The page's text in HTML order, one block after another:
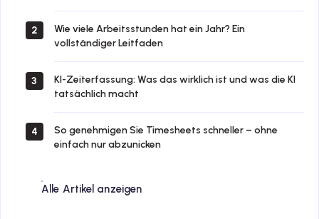
2
Wie viele Arbeitsstunden hat ein Jahr? Ein
vollständiger Leitfaden
3
KI-Zeiterfassung: Was das wirklich ist und was die KI
tatsächlich macht
4
So genehmigen Sie Timesheets schneller – ohne
einfach nur abzunicken
Alle Artikel anzeigen